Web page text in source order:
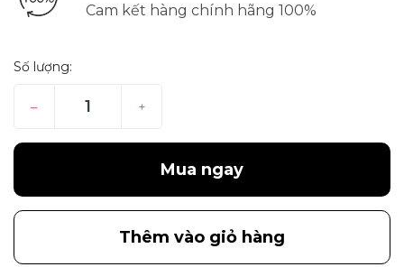
Cam kết hàng chính hãng 100%
Số lượng:
– +
Mua ngay
Thêm vào giỏ hàng